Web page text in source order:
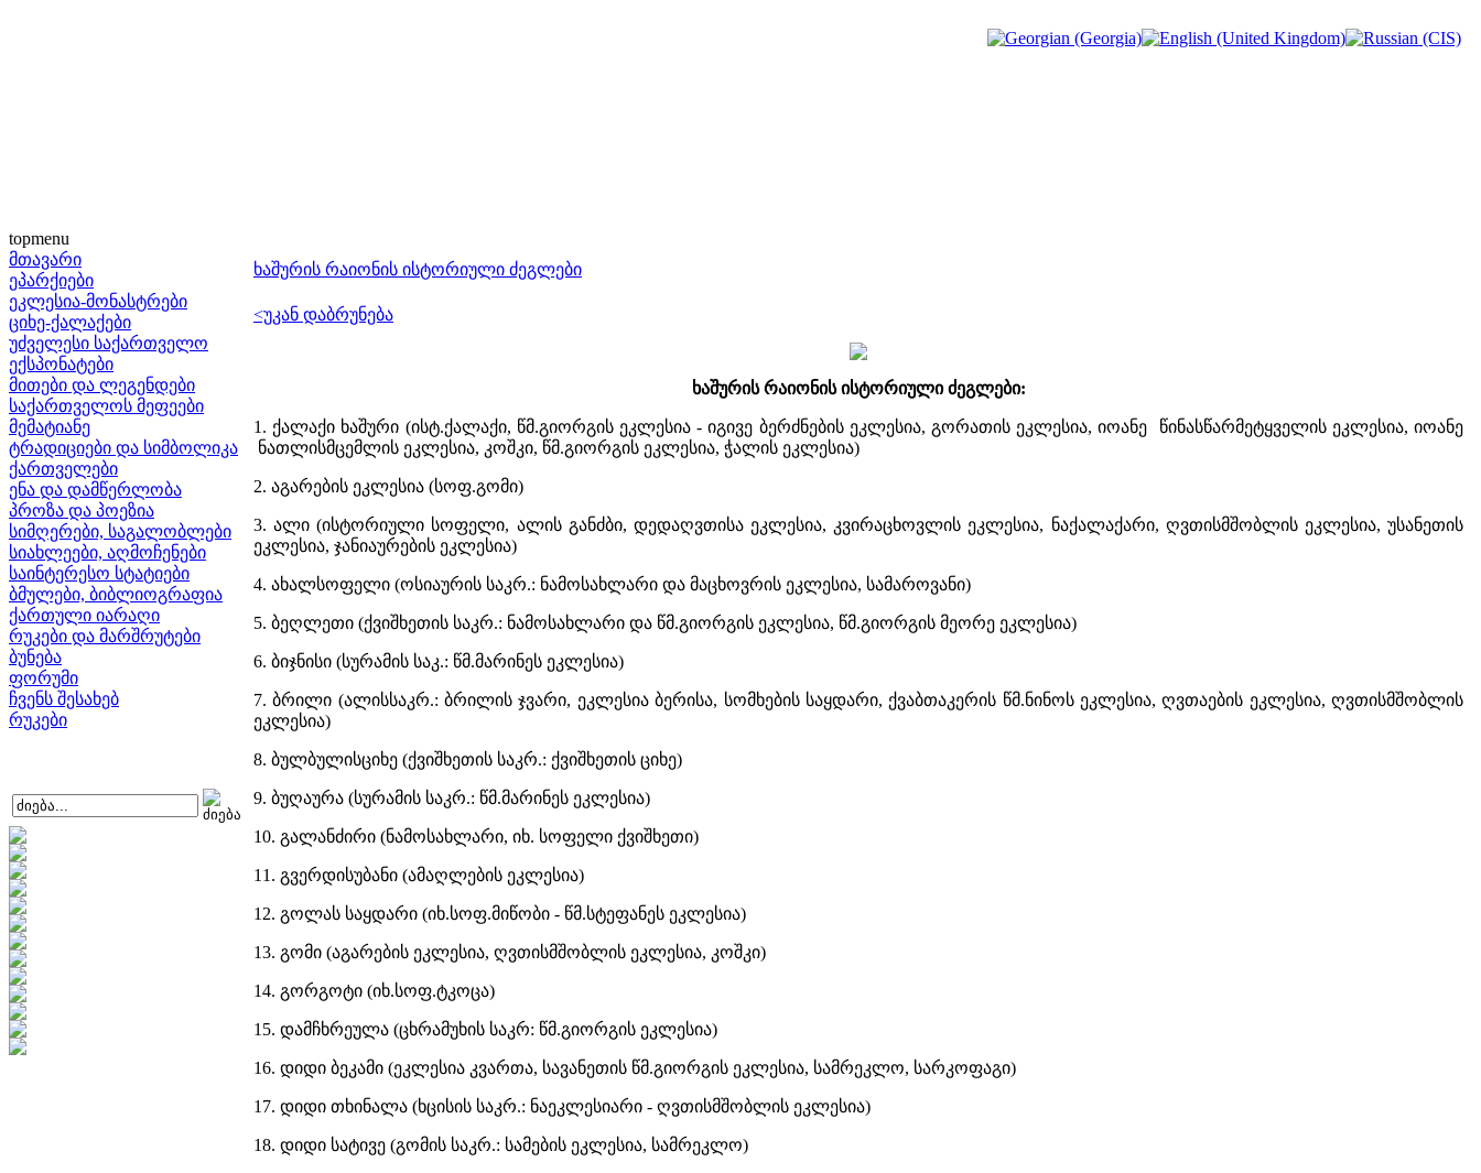
topmenu
მთავარი
ეპარქიები
ეკლესია-მონასტრები
ციხე-ქალაქები
უძველესი საქართველო
ექსპონატები
მითები და ლეგენდები
საქართველოს მეფეები
მემატიანე
ტრადიციები და სიმბოლიკა
ქართველები
ენა და დამწერლობა
პროზა და პოეზია
სიმღერები, საგალობლები
სიახლეები, აღმოჩენები
საინტერესო სტატიები
ბმულები, ბიბლიოგრაფია
ქართული იარაღი
რუკები და მარშრუტები
ბუნება
ფორუმი
ჩვენს შესახებ
რუკები
ხაშურის რაიონის ისტორიული ძეგლები
<უკან დაბრუნება
ხაშურის რაიონის ისტორიული ძეგლები:
1. ქალაქი ხაშური (ისტ.ქალაქი, წმ.გიორგის ეკლესია - იგივე ბერძნების ეკლესია, გორათის ეკლესია, იოანე წინასწარმეტყველის ეკლესია, იოანე
ნათლისმცემლის ეკლესია, კოშკი, წმ.გიორგის ეკლესია, ჭალის ეკლესია)
2. აგარების ეკლესია (სოფ.გომი)
3. ალი (ისტორიული სოფელი, ალის განძბი, დედაღვთისა ეკლესია, კვირაცხოვლის ეკლესია, ნაქალაქარი, ღვთისმშობლის ეკლესია, უსანეთის
ეკლესია, ჯანიაურების ეკლესია)
4. ახალსოფელი (ოსიაურის საკრ.: ნამოსახლარი და მაცხოვრის ეკლესია, სამაროვანი)
5. ბეღლეთი (ქვიშხეთის საკრ.: ნამოსახლარი და წმ.გიორგის ეკლესია, წმ.გიორგის მეორე ეკლესია)
6. ბიჯნისი (სურამის საკ.: წმ.მარინეს ეკლესია)
7. ბრილი (ალისსაკრ.: ბრილის ჯვარი, ეკლესია ბერისა, სომხების საყდარი, ქვაბთაკერის წმ.ნინოს ეკლესია, ღვთაების ეკლესია, ღვთისმშობლის
ეკლესია)
8. ბულბულისციხე (ქვიშხეთის საკრ.: ქვიშხეთის ციხე)
9. ბუღაურა (სურამის საკრ.: წმ.მარინეს ეკლესია)
10. გალანძირი (ნამოსახლარი, იხ. სოფელი ქვიშხეთი)
11. გვერდისუბანი (ამაღლების ეკლესია)
12. გოლას საყდარი (იხ.სოფ.მიწობი - წმ.სტეფანეს ეკლესია)
13. გომი (აგარების ეკლესია, ღვთისმშობლის ეკლესია, კოშკი)
14. გორგოტი (იხ.სოფ.ტკოცა)
15. დამჩხრეულა (ცხრამუხის საკრ: წმ.გიორგის ეკლესია)
16. დიდი ბეკამი (ეკლესია კვართა, სავანეთის წმ.გიორგის ეკლესია, სამრეკლო, სარკოფაგი)
17. დიდი თხინალა (ხცისის საკრ.: ნაეკლესიარი - ღვთისმშობლის ეკლესია)
18. დიდი სატივე (გომის საკრ.: სამების ეკლესია, სამრეკლო)